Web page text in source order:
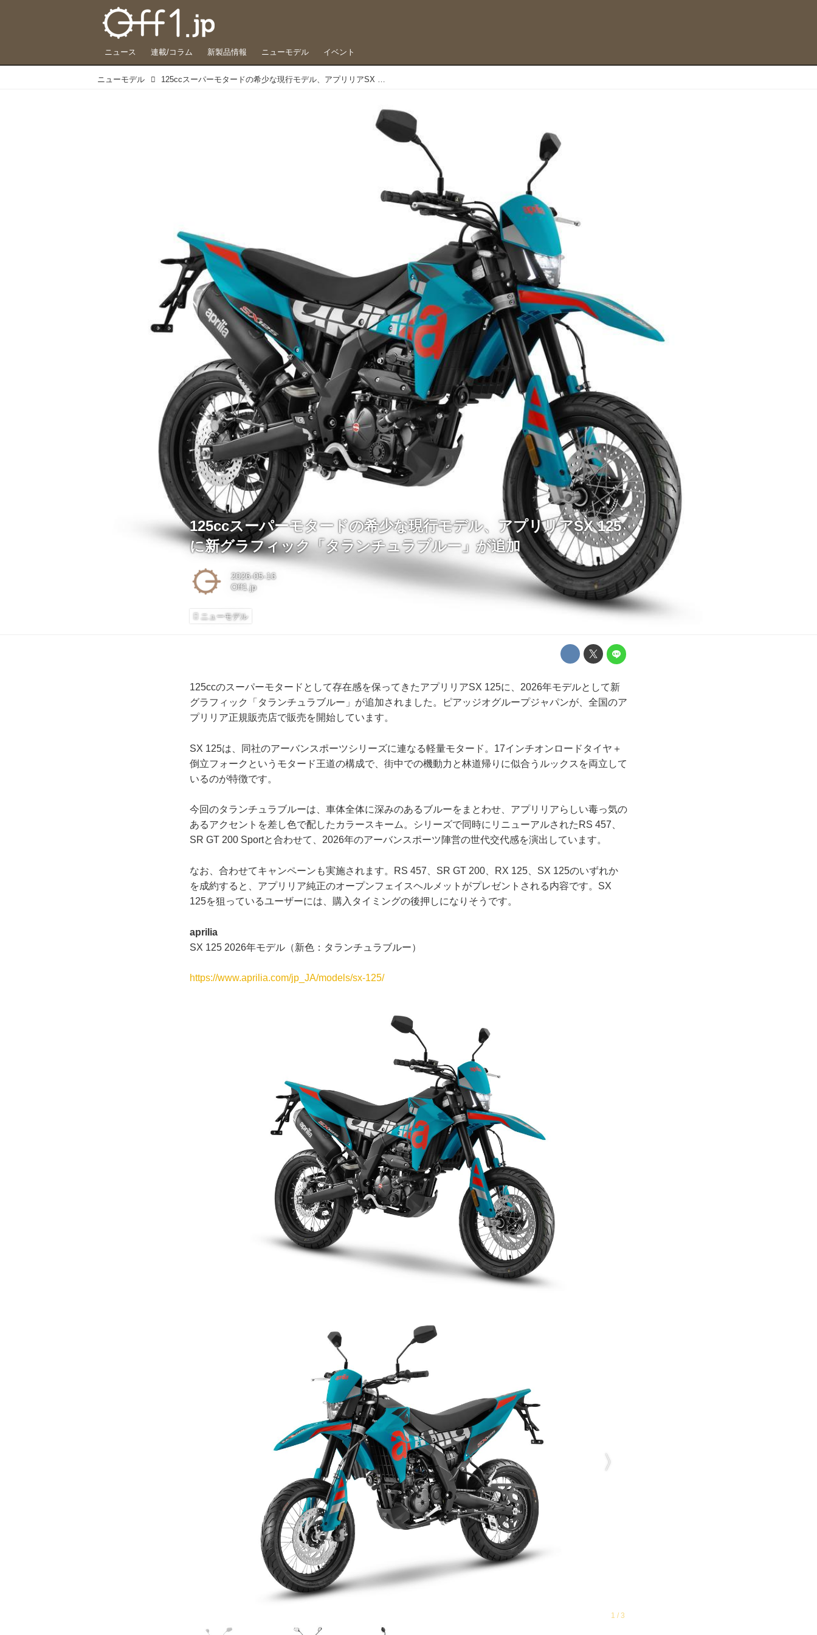
ニュース 連載/コラム 新製品情報 ニューモデル イベント
ニューモデル 125ccスーパーモタードの希少な現行モデル、アプリリアSX 125に新グラフィック「タランチュラブルー」が追加
125ccスーパーモタードの希少な現行モデル、アプリリアSX 125
に新グラフィック「タランチュラブルー」が追加
2026-05-16
Off1.jp
ニューモデル
125ccのスーパーモタードとして存在感を保ってきたアプリリアSX 125に、2026年モデルとして新
グラフィック「タランチュラブルー」が追加されました。ピアッジオグループジャパンが、全国のア
プリリア正規販売店で販売を開始しています。
SX 125は、同社のアーバンスポーツシリーズに連なる軽量モタード。17インチオンロードタイヤ＋
倒立フォークというモタード王道の構成で、街中での機動力と林道帰りに似合うルックスを両立して
いるのが特徴です。
今回のタランチュラブルーは、車体全体に深みのあるブルーをまとわせ、アプリリアらしい毒っ気の
あるアクセントを差し色で配したカラースキーム。シリーズで同時にリニューアルされたRS 457、
SR GT 200 Sportと合わせて、2026年のアーバンスポーツ陣営の世代交代感を演出しています。
なお、合わせてキャンペーンも実施されます。RS 457、SR GT 200、RX 125、SX 125のいずれか
を成約すると、アプリリア純正のオープンフェイスヘルメットがプレゼントされる内容です。SX
125を狙っているユーザーには、購入タイミングの後押しになりそうです。
aprilia
SX 125 2026年モデル（新色：タランチュラブルー）
https://www.aprilia.com/jp_JA/models/sx-125/